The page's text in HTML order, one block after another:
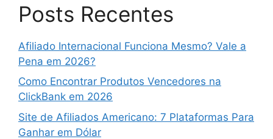
Posts Recentes
Afiliado Internacional Funciona Mesmo? Vale a
Pena em 2026?
Como Encontrar Produtos Vencedores na
ClickBank em 2026
Site de Afiliados Americano: 7 Plataformas Para
Ganhar em Dólar